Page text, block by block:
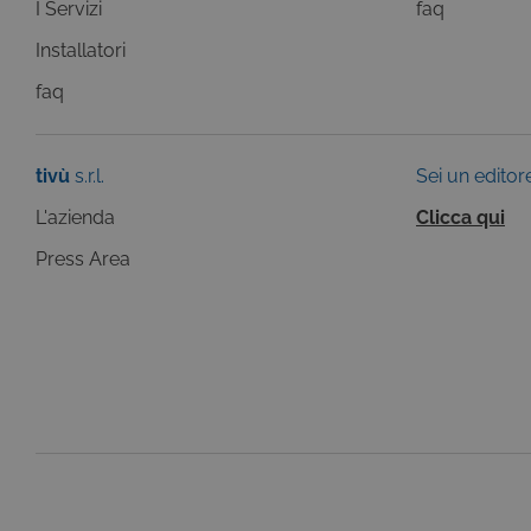
I Servizi
Installatori
faq
faq
tivù s.r.l.
L'azienda
Press Area
Sei un
Clicca qui
ASP.NET_SessionId